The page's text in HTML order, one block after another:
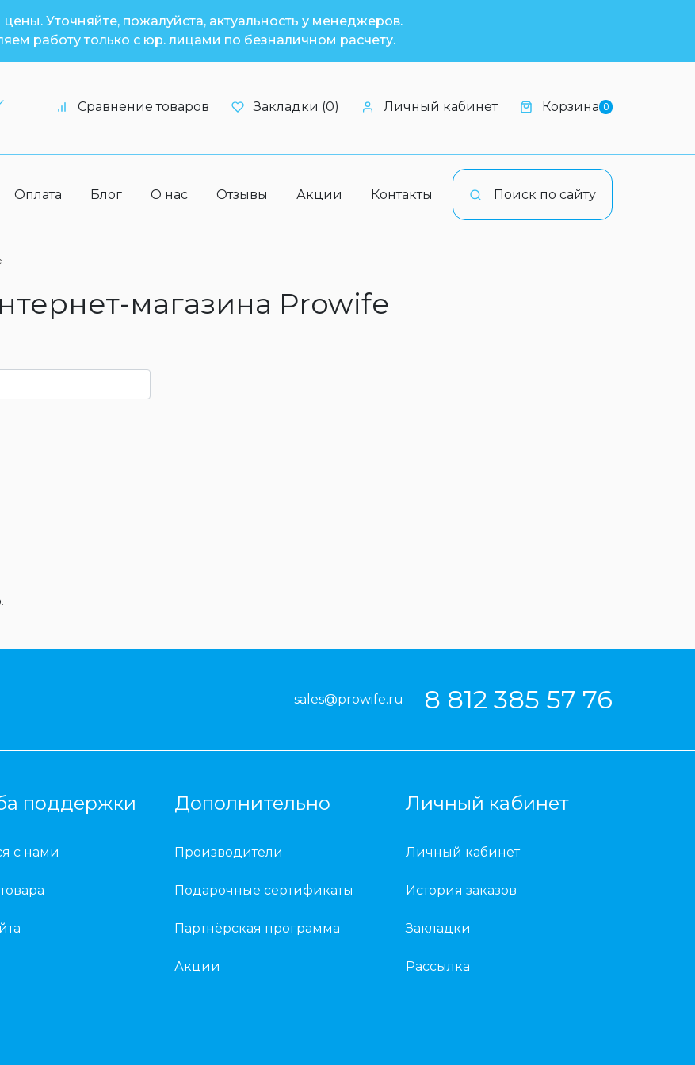
Уточняйте, пожалуйста, актуальность у менеджеров.
работу только с юр. лицами по безналичном расчету.
Сравнение товаров Закладки (0) Личный кабинет Корзина 0
Поиск по сайту
Оплата Блог О нас Отзывы Акции Контакты
магазина Prowife
sales@prowife.ru 8 812 385 57 76
поддержки
с нами
Дополнительно
Производители
Подарочные сертификаты
Партнёрская программа
Акции
Личный кабинет
Личный кабинет
История заказов
Закладки
Рассылка